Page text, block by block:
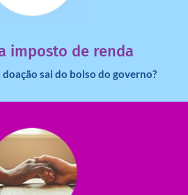
imposto de renda
doação sai do bolso do governo?
uma instituição e que esse
de ir para o governo?
saiba mais